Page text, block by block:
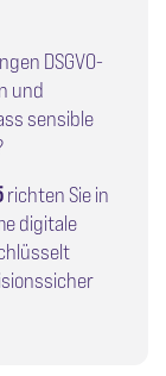
DSGVO-
und
sensible
richten Sie in
digitale